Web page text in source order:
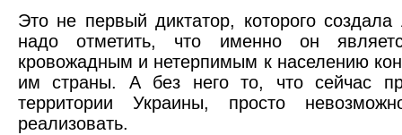
Это не первый диктатор, которого
надо отметить, что именно он
кровожадным и нетерпимым к населению
им страны. А без него то, что сейчас
территории Украины, просто
реализовать.